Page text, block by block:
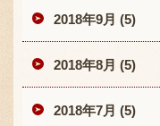
2018年9月 (5)
2018年8月 (5)
2018年7月 (5)